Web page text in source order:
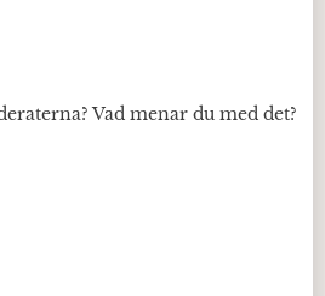
Vad menar du med det?